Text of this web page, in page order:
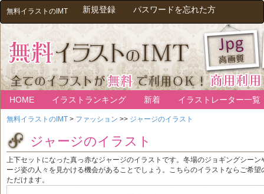
無料イラストのIMT 新規登録 パスワードを忘れた方
HOME イラストランキング 新着 イラストレーター一覧
無料イラストのIMT > ファッション >> ジャージのイラスト
ジャージのイラスト
上下セットになった真っ赤なジャージのイラストです。冬場のジョギングシー
ージ姿の人々を見かける機会があることでしょう。こちらのイラストならご希
ただけます。